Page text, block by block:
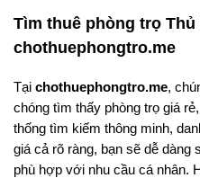
Tìm thuê phòng trọ
chothuephongtro.me
Tại chothuephongtro.me,
chóng tìm thấy phòng trọ giá
thống tìm kiếm thông minh,
giá cả rõ ràng, bạn sẽ dễ dàng
phù hợp với nhu cầu cá nhân.